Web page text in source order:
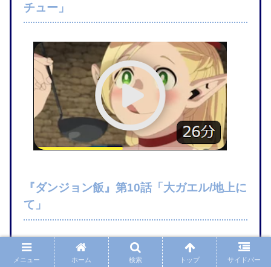
チュー」
『ダンジョン飯』第10話「大ガエル/地上に
て」
メニュー ホーム 検索 トップ サイドバー